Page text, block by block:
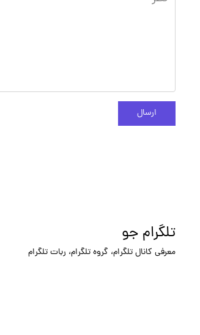
ارسال
تلگرام جو
معرفی کانال تلگرام، گروه تلگرام، ربات تلگرام